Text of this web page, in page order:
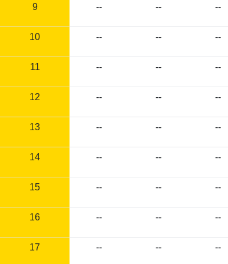
9 -- -- --
10 -- -- --
11 -- -- --
12 -- -- --
13 -- -- --
14 -- -- --
15 -- -- --
16 -- -- --
17 -- -- --